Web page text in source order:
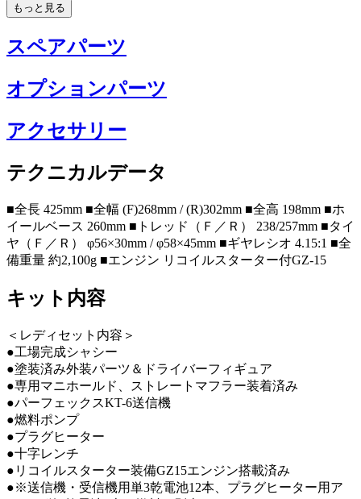
もっと見る
スペアパーツ
オプションパーツ
アクセサリー
テクニカルデータ
■全長 425mm ■全幅 (F)268mm / (R)302mm ■全高 198mm ■ホ
イールベース 260mm ■トレッド（Ｆ／Ｒ） 238/257mm ■タイ
ヤ（Ｆ／Ｒ） φ56×30mm / φ58×45mm ■ギヤレシオ 4.15:1 ■全
備重量 約2,100g ■エンジン リコイルスターター付GZ-15
キット内容
＜レディセット内容＞
●工場完成シャシー
●塗装済み外装パーツ＆ドライバーフィギュア
●専用マニホールド、ストレートマフラー装着済み
●パーフェックスKT-6送信機
●燃料ポンプ
●プラグヒーター
●十字レンチ
●リコイルスターター装備GZ15エンジン搭載済み
●※送信機・受信機用単3乾電池12本、プラグヒーター用ア